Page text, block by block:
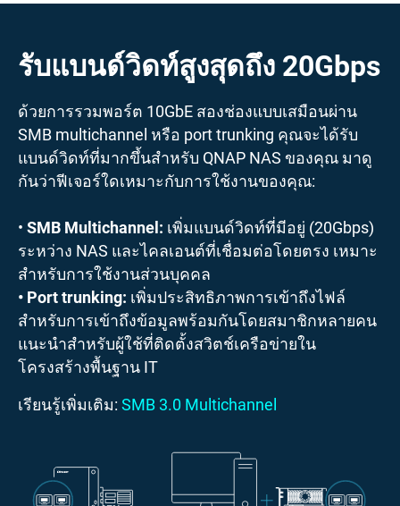
รับแบนด์วิดท์สูงสุดถึง 20Gbps
ด้วยการรวมพอร์ต 10GbE สองช่องแบบเสมือนผ่าน
SMB multichannel หรือ port trunking คุณจะได้รับ
แบนด์วิดท์ที่มากขึ้นสำหรับ QNAP NAS ของคุณ มาดู
กันว่าฟีเจอร์ใดเหมาะกับการใช้งานของคุณ:
• SMB Multichannel: เพิ่มแบนด์วิดท์ที่มีอยู่ (20Gbps)
ระหว่าง NAS และไคลเอนต์ที่เชื่อมต่อโดยตรง เหมาะ
สำหรับการใช้งานส่วนบุคคล
• Port trunking: เพิ่มประสิทธิภาพการเข้าถึงไฟล์
สำหรับการเข้าถึงข้อมูลพร้อมกันโดยสมาชิกหลายคน
แนะนำสำหรับผู้ใช้ที่ติดตั้งสวิตช์เครือข่ายใน
โครงสร้างพื้นฐาน IT
เรียนรู้เพิ่มเติม: SMB 3.0 Multichannel